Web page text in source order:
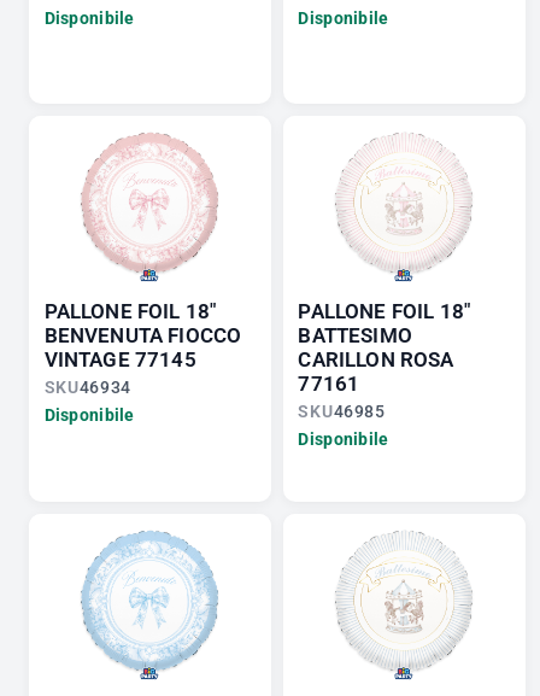
Disponibile
Disponibile
PALLONE FOIL 18"
BENVENUTA FIOCCO
VINTAGE 77145
SKU46934
Disponibile
PALLONE FOIL 18"
BATTESIMO
CARILLON ROSA
77161
SKU46985
Disponibile